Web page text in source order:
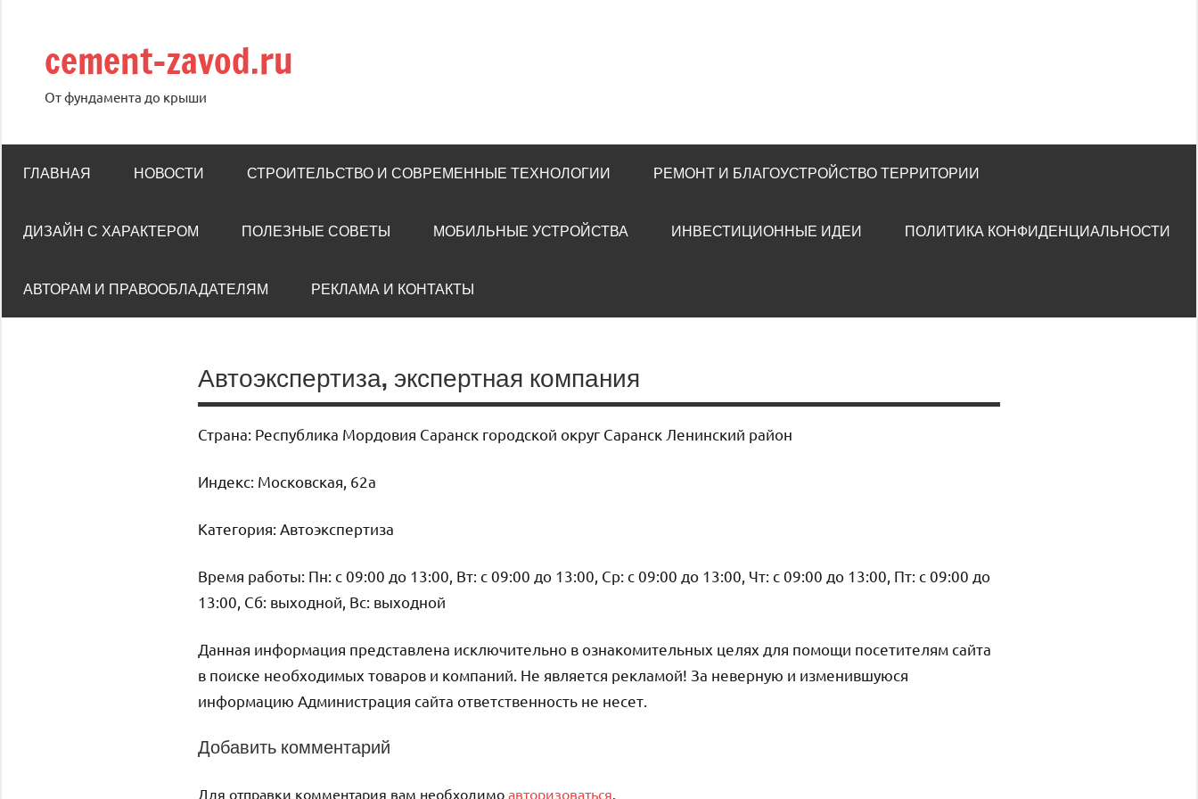
содержимому
cement-zavod.ru
От фундамента до крыши
ГЛАВНАЯ НОВОСТИ СТРОИТЕЛЬСТВО И СОВРЕМЕННЫЕ ТЕХНОЛОГИИ РЕМОНТ И БЛАГОУСТРОЙСТВО ТЕРРИТОРИИ
ДИЗАЙН С ХАРАКТЕРОМ ПОЛЕЗНЫЕ СОВЕТЫ МОБИЛЬНЫЕ УСТРОЙСТВА ИНВЕСТИЦИОННЫЕ ИДЕИ ПОЛИТИКА КОНФИДЕНЦИАЛЬНОСТИ
АВТОРАМ И ПРАВООБЛАДАТЕЛЯМ РЕКЛАМА И КОНТАКТЫ
Автоэкспертиза, экспертная компания
Страна: Республика Мордовия Саранск городской округ Саранск Ленинский район
Индекс: Московская, 62а
Категория: Автоэкспертиза
Время работы: Пн: с 09:00 до 13:00, Вт: с 09:00 до 13:00, Ср: с 09:00 до 13:00, Чт: с 09:00 до 13:00, Пт: с 09:00 до
13:00, Сб: выходной, Вс: выходной
Данная информация представлена исключительно в ознакомительных целях для помощи посетителям сайта
в поиске необходимых товаров и компаний. Не является рекламой! За неверную и изменившуюся
информацию Администрация сайта ответственность не несет.
Добавить комментарий
Для отправки комментария вам необходимо авторизоваться.